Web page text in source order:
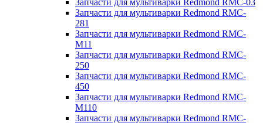
Запчасти для мультиварки Redmond RMC-03
Запчасти для мультиварки Redmond RMC-
281
Запчасти для мультиварки Redmond RMC-
M11
Запчасти для мультиварки Redmond RMC-
250
Запчасти для мультиварки Redmond RMC-
450
Запчасти для мультиварки Redmond RMC-
M110
Запчасти для мультиварки Redmond RMC-